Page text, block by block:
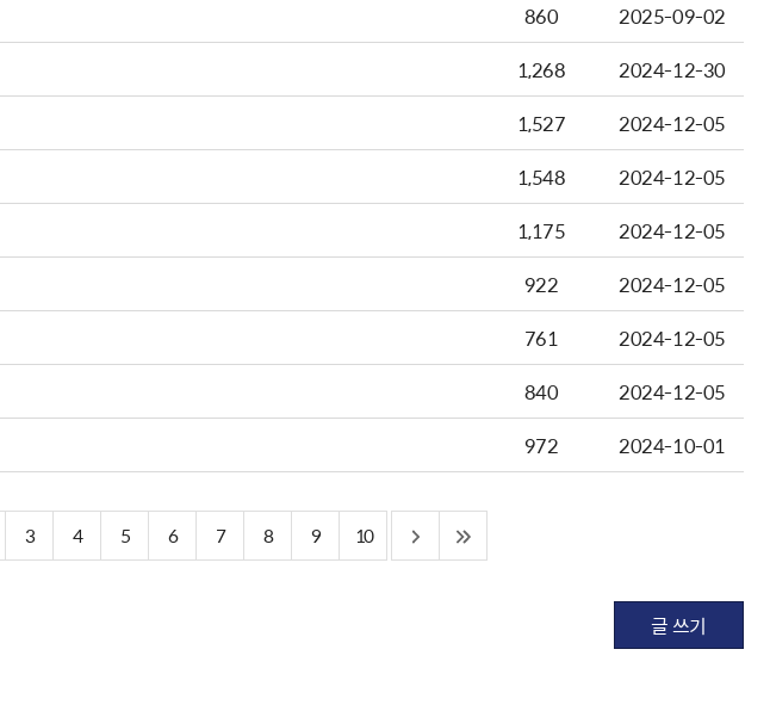
860
2025-09-02
1,268
2024-12-30
1,527
2024-12-05
1,548
2024-12-05
1,175
2024-12-05
922
2024-12-05
761
2024-12-05
840
2024-12-05
972 2024-10-01
3 4 5 6 7 8 9 10
글 쓰기